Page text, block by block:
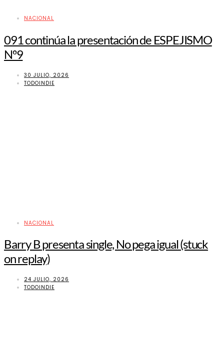
NACIONAL
091 continúa la presentación de ESPEJISMO
Nº9
30 JULIO, 2026
TODOINDIE
NACIONAL
Barry B presenta single, No pega igual (stuck
on replay)
24 JULIO, 2026
TODOINDIE